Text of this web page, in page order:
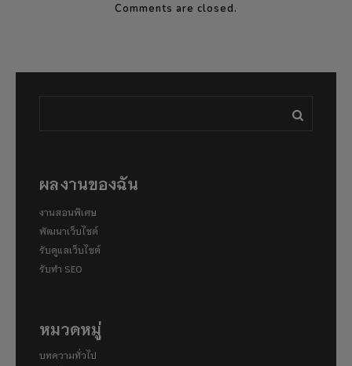
Comments are closed.
ผลงานของฉัน
งานสอนพิเศษ
พัฒนาเว็บไซต์
รับดูแลเว็บไซต์
รับทำ SEO
หมวดหมู่
บทความทั่วไป